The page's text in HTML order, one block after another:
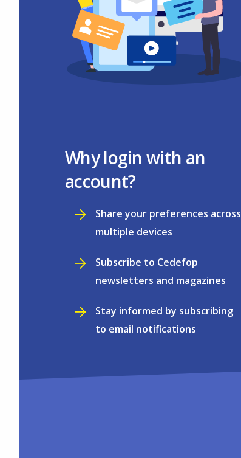
Why login with an
account?
Share your preferences across
multiple devices
Subscribe to Cedefop
newsletters and magazines
Stay informed by subscribing
to email notifications